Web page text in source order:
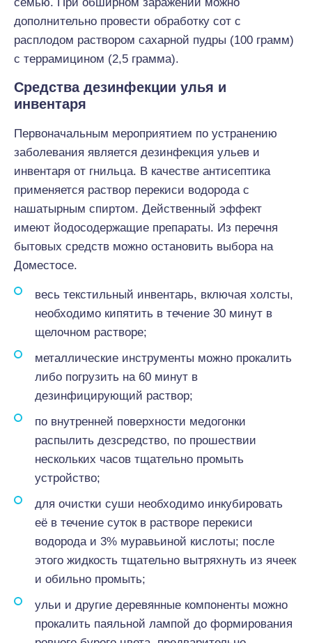
дополнительно провести обработку сот с
расплодом раствором сахарной пудры (100 грамм)
с террамицином (2,5 грамма).
Средства дезинфекции улья и
инвентаря
Первоначальным мероприятием по устранению
заболевания является дезинфекция ульев и
инвентаря от гнильца. В качестве антисептика
применяется раствор перекиси водорода с
нашатырным спиртом. Действенный эффект
имеют йодосодержащие препараты. Из перечня
бытовых средств можно остановить выбора на
Доместосе.
весь текстильный инвентарь, включая холсты,
необходимо кипятить в течение 30 минут в
щелочном растворе;
металлические инструменты можно прокалить
либо погрузить на 60 минут в
дезинфицирующий раствор;
по внутренней поверхности медогонки
распылить дезсредство, по прошествии
нескольких часов тщательно промыть
устройство;
для очистки суши необходимо инкубировать
её в течение суток в растворе перекиси
водорода и 3% муравьиной кислоты; после
этого жидкость тщательно вытряхнуть из ячеек
и обильно промыть;
ульи и другие деревянные компоненты можно
прокалить паяльной лампой до формирования